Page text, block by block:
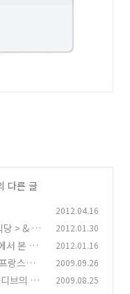
다른 글
2012.04.16
> & <C
2012.01.30
서 본 지
2012.01.16
랑스식
2009.09.26
브의 추
2009.08.25